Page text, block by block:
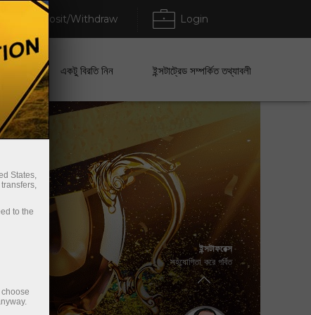
Deposit/Withdraw Login
একটু বিরতি নিন ইন্সটাট্রেড সম্পর্কিত তথ্যাবলী
ইন্সটাফরেক্স
সহযোগিতা করে গর্বিত
ভ্লাডিমির মোরাভিক
দুইবার এনফিউশন ওয়ার্ল্ড চ্যাম্পিয়ন 2017/2018
States,
to the